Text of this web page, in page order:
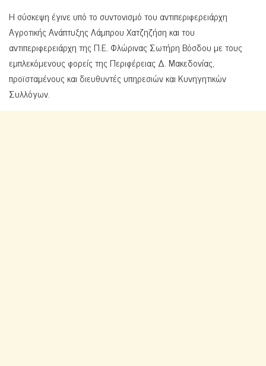
Η σύσκεψη έγινε υπό το συντονισμό του αντιπεριφερειάρχη
Αγροτικής Ανάπτυξης Λάμπρου Χατζηζήση και του
αντιπεριφερειάρχη της Π.Ε. Φλώρινας Σωτήρη Βόσδου με τους
εμπλεκόμενους φορείς της Περιφέρειας Δ. Μακεδονίας,
προϊσταμένους και διευθυντές υπηρεσιών και Κυνηγητικών
Συλλόγων.